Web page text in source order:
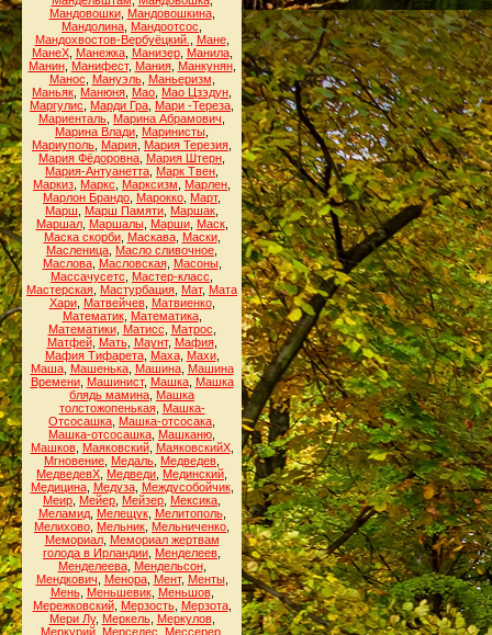
Мандовошки, Мандовошкина,
Мандолина Мандоотсос
Мандохвостов-Вербуёцкий.
Мане,
МанеХ, Манежка, Манизер, Манила,
Манин, Манифест, Мания, Манкунян,
Манос
Мануэль, Маньеризм
Маньяк Манюня Мао Мао Цзэдун
Маргулис
Марди Гра Мари -Тереза
Мариенталь Марина Абрамович
Марина Влади Маринисты
Мариуполь Мария Мария Терезия
Мария Фёдоровна Мария Штерн
Мария-Антуанетта Марк Твен
Маркиз Маркс Марксизм Марлен
Марлон Брандо Марокко Март,
Марш
Марш Памяти Маршак
Маршал, Маршалы, Марши, Маск,
Маска скорби, Маскава, Маски,
Масленица Масло сливочное
Маслова, Масловская, Масоны,
Массачусетс
Мастер-класс
Мастерская Мастурбация Мат, Мата
Хари, Матвейчев, Матвиенко,
Математик, Математика,
Математики, Матисс Матрос
Матфей, Мать, Маунт, Мафия,
Мафия Тифарета, Маха, Махи,
Маша, Машенька, Машина, Машина
Времени, Машинист, Машка, Машка
блядь мамина Машка
толстожопенькая, Машка-
Отсосашка Машка-отсосака
Машка-отсосашка Машканю
Машков, Маяковский, МаяковскийХ,
Мгновение Медаль Медведев
МедведевХ Медведи Мединский
Медицина, Медуза, Междусобойчик,
Меир Мейер Мейзер Мексика
Меламид, Мелещук, Мелитополь,
Мелихово Мельник Мельниченко
Мемориал, Мемориал жертвам
голода в Ирландии Менделеев
Менделеева, Мендельсон,
Мендкович
Менора, Мент, Менты,
Мень, Меньшевик, Меньшов,
Мережковский, Мерзость, Мерзота,
Мери Лу, Меркель, Меркулов,
Меркурий, Мерседес Мессерер,